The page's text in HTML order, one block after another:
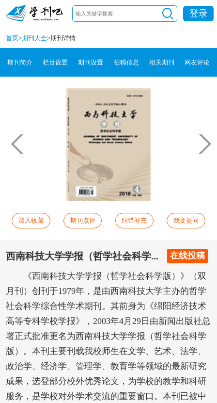
登录
首页>期刊大全>期刊详情
期刊简介 栏目设置 期刊设置 征稿信息 相关期刊 网友评论
加入收藏 期刊点评 纠错补充 我要提问
西南科技大学学报（哲学社会科学... 在线投稿
《西南科技大学学报（哲学社会科学版）》（双
月刊）创刊于1979年，是由西南科技大学主办的哲学
社会科学综合性学术期刊。其前身为《绵阳经济技术
高等专科学校学报》，2003年4月29日由新闻出版社总
署正式批准更名为西南科技大学学报（哲学社会科学
版）。本刊主要刊载我校师生在文学、艺术、法学、
政治学、经济学、管理学、教育学等领域的最新研究
成果，选登部分校外优秀论文，为学校的教学和科研
服务，是学校对外学术交流的重要窗口。本刊已被中